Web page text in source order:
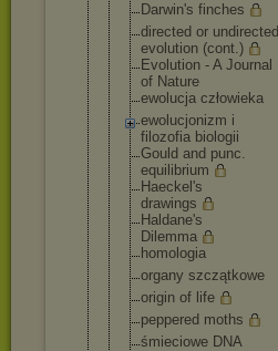
Darwin's finches
directed or undirected
evolution (cont.)
Evolution - A Journal
of Nature
ewolucja człowieka
ewolucjonizm i
filozofia biologii
Gould and punc.
equilibrium
Haeckel's
drawings
Haldane's
Dilemma
homologia
organy szczątkowe
origin of life
peppered moths
śmieciowe DNA